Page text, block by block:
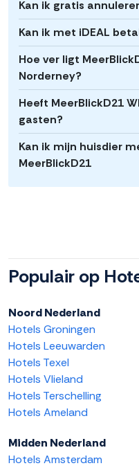
Kan ik gratis
Kan ik met iDEAL
Hoe ver ligt
Norderney?
Heeft MeerBlickD21
gasten?
Kan ik mijn huisdier
MeerBlickD21
Populair op
Noord Nederland
Hotels Groningen
Hotels Leeuwarden
Hotels Texel
Hotels Vlieland
Hotels Terschelling
Hotels Ameland
Midden Nederland
Hotels Amsterdam